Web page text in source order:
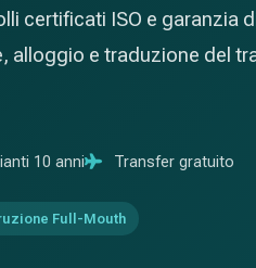
certificati ISO e garanzia
e traduzione del
10 anni Transfer gratuito
Full-Mouth